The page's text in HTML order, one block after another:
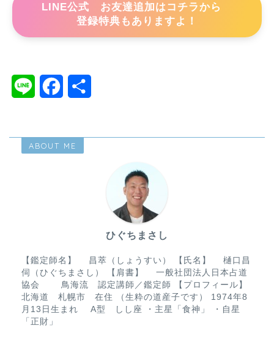
LINE公式 お友達追加はコチラから
登録特典もありますよ！
e e
ABOUT ME
ひぐちまさし
【鑑定師名】 昌萃（しょうすい） 【氏名】 樋口昌
伺（ひぐちまさし） 【肩書】 一般社団法人日本占道
協会 鳥海流 認定講師／鑑定師 【プロフィール】
北海道 札幌市 在住 （生粋の道産子です） 1974年8
月13日生まれ A型 しし座 ・主星「食神」 ・自星
「正財」